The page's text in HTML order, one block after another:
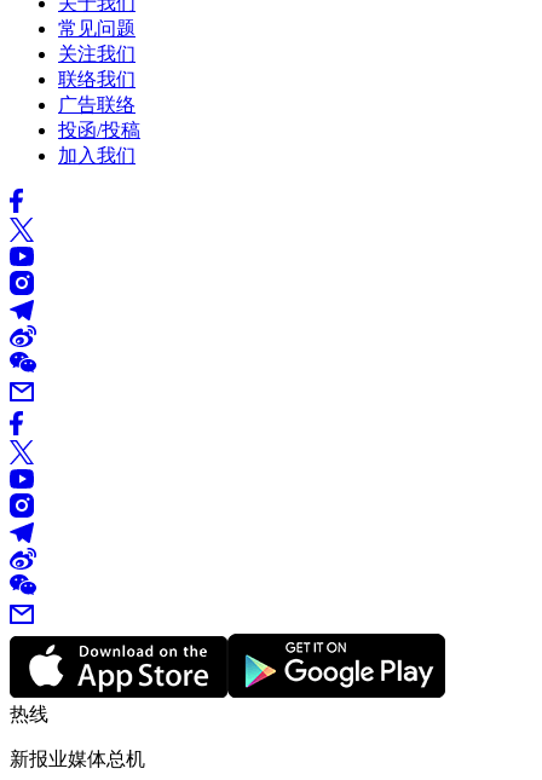
常见问题
关注我们
联络我们
广告联络
投函/投稿
加入我们
热线
新报业媒体总机